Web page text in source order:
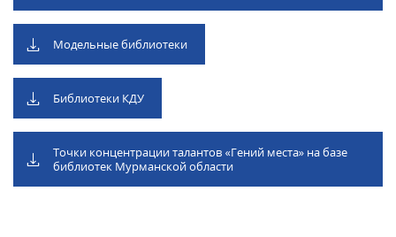
Модельные библиотеки
Библиотеки КДУ
Точки концентрации талантов «Гений места» на базе
библиотек Мурманской области